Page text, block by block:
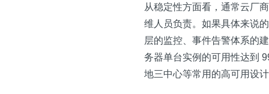
从稳定性方面看，通常云厂
维人员负责。如果具体来说
层的监控、事件告警体系的
务器单台实例的可用性达到
地三中心等常用的高可用设